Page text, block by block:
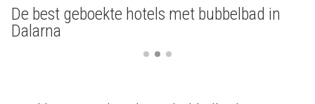
De best geboekte hotels met bubbelbad in
Dalarna